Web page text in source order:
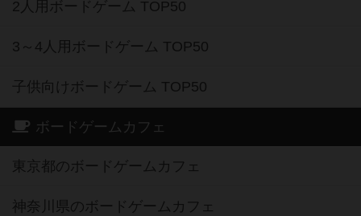
2人用ボードゲーム TOP50
3～4人用ボードゲーム TOP50
子供向けボードゲーム TOP50
ボードゲームカフェ
東京都のボードゲームカフェ
神奈川県のボードゲームカフェ